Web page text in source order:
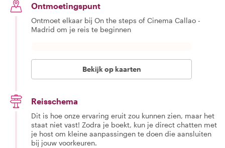
Ontmoetingspunt
Ontmoet elkaar bij On the steps of Cinema Callao -
Madrid om je reis te beginnen
Bekijk op kaarten
Reisschema
Dit is hoe onze ervaring eruit zou kunnen zien, maar het
staat niet vast! Zodra je boekt, kun je direct chatten met
je host om kleine aanpassingen te doen die aansluiten
bij jouw voorkeuren.